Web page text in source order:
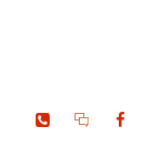
RECENT POSTS